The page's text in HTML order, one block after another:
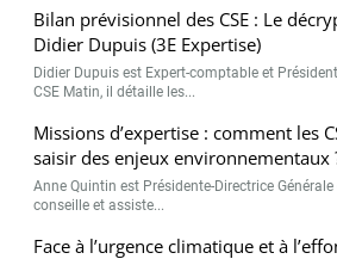
Bilan prévisionnel des CSE : Le
Didier Dupuis (3E Expertise)
Didier Dupuis est Expert-comptable et
CSE Matin, il détaille les...
Missions d’expertise : comment les
saisir des enjeux environnementaux
Anne Quintin est Présidente-Directrice
conseille et assiste...
Face à l’urgence climatique et à